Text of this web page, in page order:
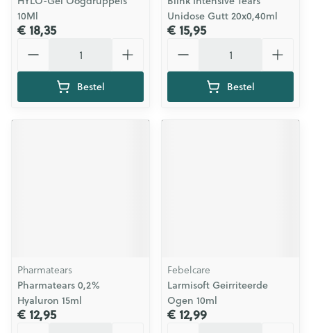
10Ml
€ 18,35
Bestel
Unidose Gutt 20x0,40ml
€ 15,95
Bestel
Pharmatears
Pharmatears 0,2%
Hyaluron 15ml
€ 12,95
Febelcare
Larmisoft Geirriteerde
Ogen 10ml
€ 12,99